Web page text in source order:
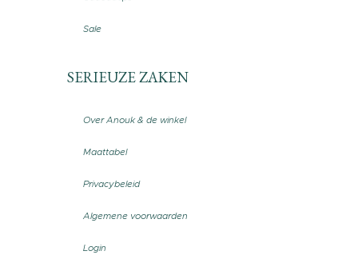
Sale
SERIEUZE ZAKEN
Over Anouk & de winkel
Maattabel
Privacybeleid
Algemene voorwaarden
Login